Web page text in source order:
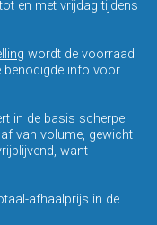
en met vrijdag tijdens
wordt de voorraad
benodigde info voor
in de basis scherpe
van volume, gewicht
want
afhaalprijs in de